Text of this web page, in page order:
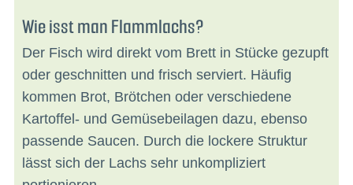
Wie isst man Flammlachs?
Der Fisch wird direkt vom Brett in Stücke gezupft
oder geschnitten und frisch serviert. Häufig
kommen Brot, Brötchen oder verschiedene
Kartoffel- und Gemüsebeilagen dazu, ebenso
passende Saucen. Durch die lockere Struktur
lässt sich der Lachs sehr unkompliziert